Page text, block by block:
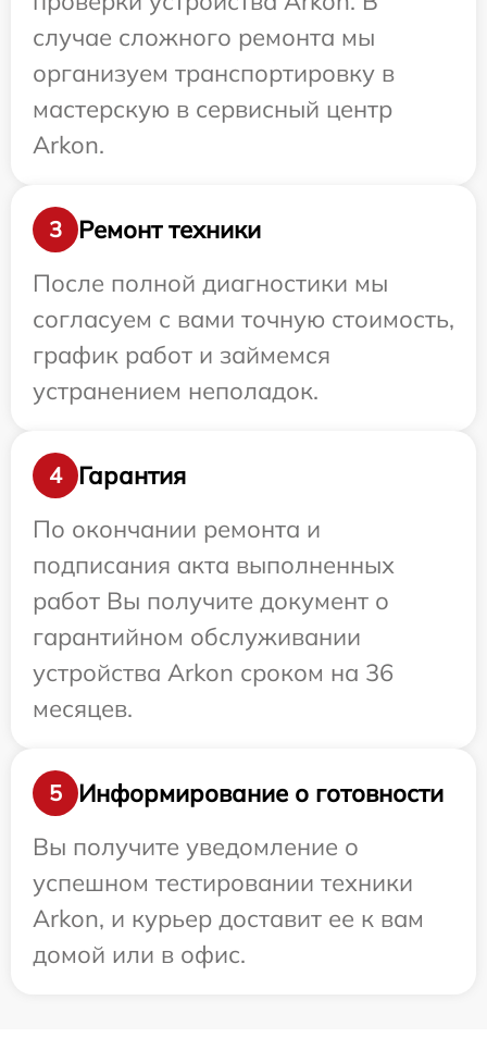
случае сложного ремонта мы
организуем транспортировку в
мастерскую в сервисный центр
Arkon.
3
Ремонт техники
После полной диагностики мы
согласуем с вами точную стоимость,
график работ и займемся
устранением неполадок.
4
Гарантия
По окончании ремонта и
подписания акта выполненных
работ Вы получите документ о
гарантийном обслуживании
устройства Arkon сроком на 36
месяцев.
5
Информирование о готовности
Вы получите уведомление о
успешном тестировании техники
Arkon, и курьер доставит ее к вам
домой или в офис.